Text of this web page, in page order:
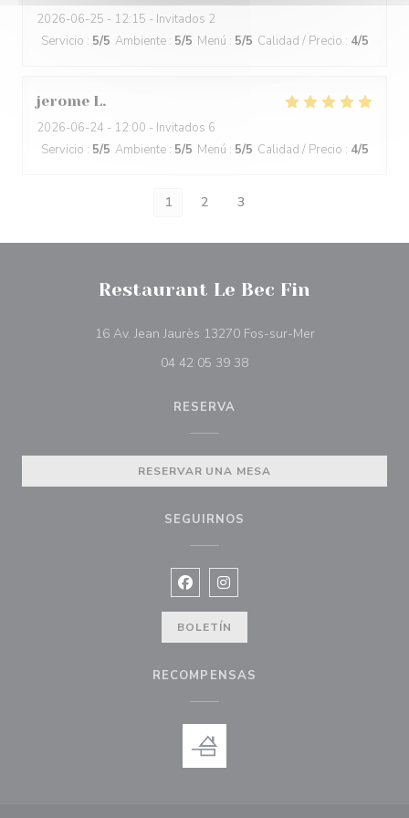
2026-06-25 - 12:15 - Invitados 2
Servicio : 5/5 Ambiente : 5/5 Menú : 5/5 Calidad / Precio : 4/5
jerome L
2026-06-24 - 12:00 - Invitados 6
Servicio : 5/5 Ambiente : 5/5 Menú : 5/5 Calidad / Precio : 4/5
1 2 3
Restaurant Le Bec Fin
16 Av. Jean Jaurès 13270 Fos-sur-Mer((abre en una
04 42 05 39 38
RESERVA
RESERVAR UNA MESA
SEGUIRNOS
Facebook ((abre en una nueva
Instagram ((abre en una
BOLETÍN
RECOMPENSAS